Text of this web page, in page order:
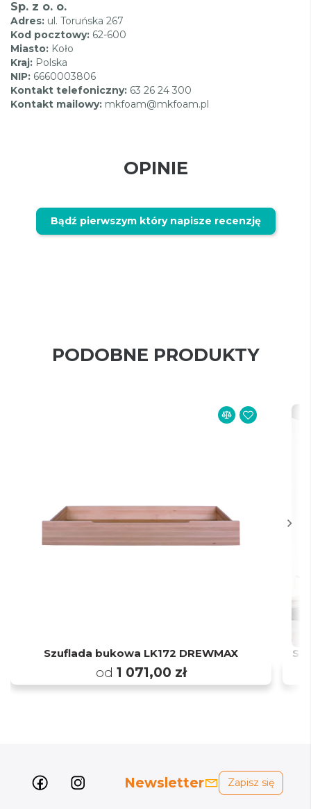
Sp. z o. o.
Adres: ul. Toruńska 267
Kod pocztowy: 62-600
Miasto: Koło
Kraj: Polska
NIP: 6660003806
Kontakt telefoniczny: 63 26 24 300
Kontakt mailowy: mkfoam@mkfoam.pl
OPINIE
Bądź pierwszym który napisze recenzję
PODOBNE PRODUKTY
Szuflada bukowa LK172 DREWMAX
od 1 071,00 zł
Newsletter Zapisz się